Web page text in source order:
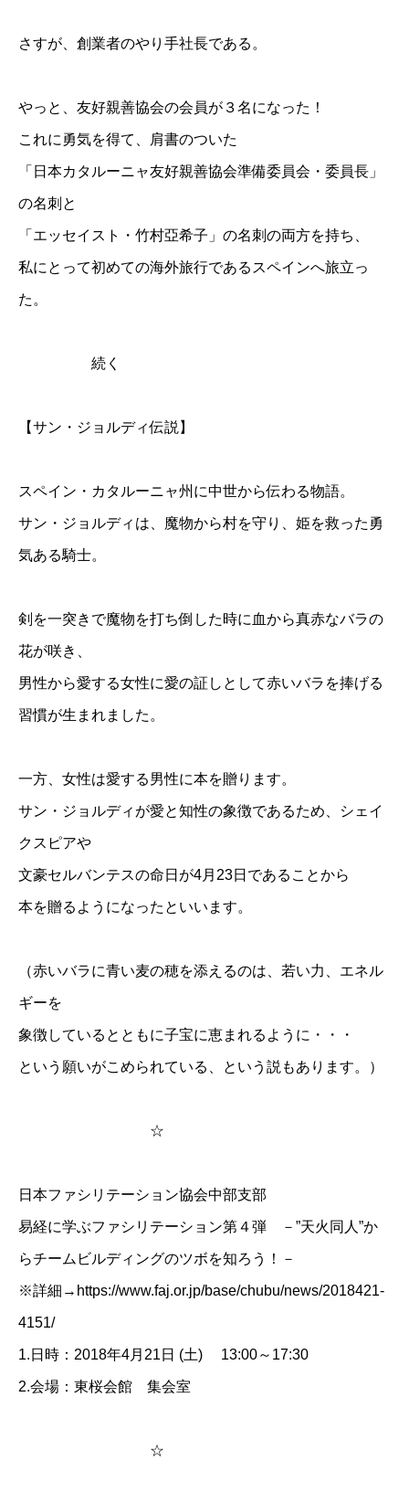
さすが、創業者のやり手社長である。
やっと、友好親善協会の会員が３名になった！
これに勇気を得て、肩書のついた
「日本カタルーニャ友好親善協会準備委員会・委員長」
の名刺と
「エッセイスト・竹村亞希子」の名刺の両方を持ち、
私にとって初めての海外旅行であるスペインへ旅立っ
た。
続く
【サン・ジョルディ伝説】
スペイン・カタルーニャ州に中世から伝わる物語。
サン・ジョルディは、魔物から村を守り、姫を救った勇
気ある騎士。
剣を一突きで魔物を打ち倒した時に血から真赤なバラの
花が咲き、
男性から愛する女性に愛の証しとして赤いバラを捧げる
習慣が生まれました。
一方、女性は愛する男性に本を贈ります。
サン・ジョルディが愛と知性の象徴であるため、シェイ
クスピアや
文豪セルバンテスの命日が4月23日であることから
本を贈るようになったといいます。
（赤いバラに青い麦の穂を添えるのは、若い力、エネル
ギーを
象徴しているとともに子宝に恵まれるように・・・
という願いがこめられている、という説もあります。）
☆
日本ファシリテーション協会中部支部
易経に学ぶファシリテーション第４弾 －”天火同人”か
らチームビルディングのツボを知ろう！－
※詳細→ https://www.faj.or.jp/base/chubu/news/2018421-
4151/
1.日時：2018年4月21日 (土) 13:00～17:30
2.会場：東桜会館 集会室
☆